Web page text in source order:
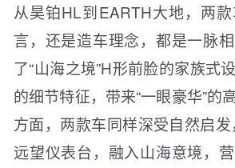
从昊铂HL到EARTH大地，两
言，还是造车理念，都是一脉
了“山海之境”H形前脸的家族式
的细节特征，带来“一眼豪华”的
方面，两款车同样深受自然启
远望仪表台，融入山海意境，